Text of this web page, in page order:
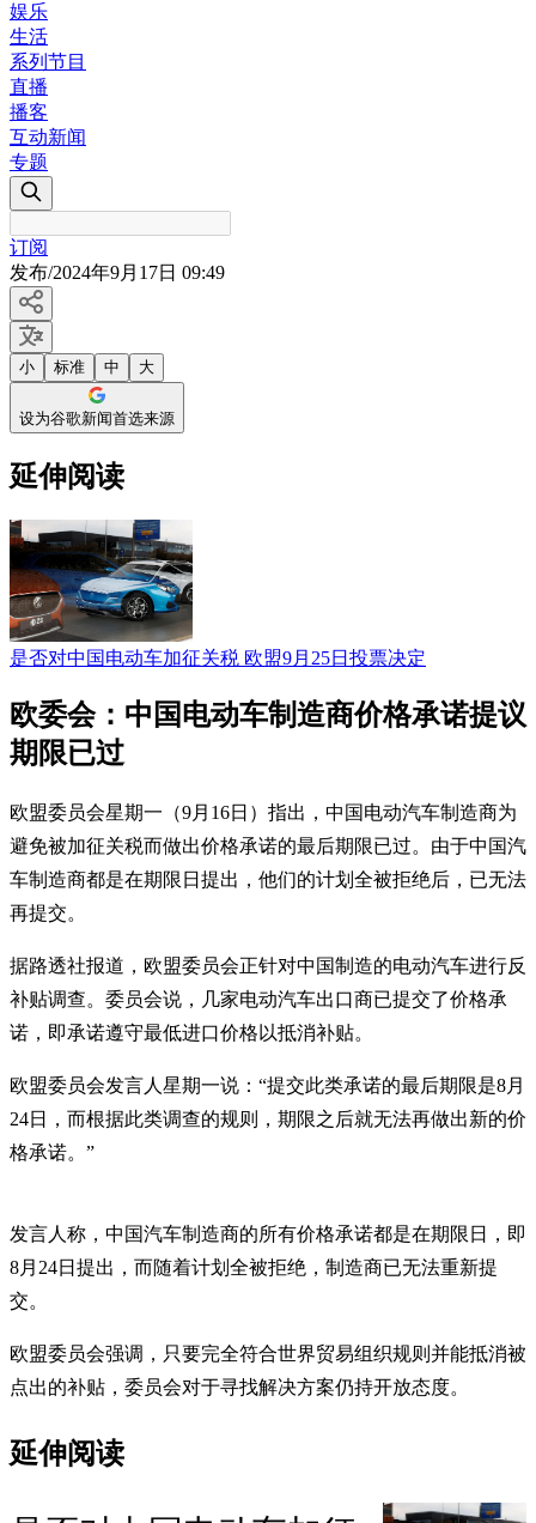
娱乐
生活
系列节目
直播
播客
互动新闻
专题
订阅
发布/2024年9月17日 09:49
小 标准 中 大
设为谷歌新闻首选来源
延伸阅读
是否对中国电动车加征关税 欧盟9月25日投票决定
欧委会：中国电动车制造商价格承诺提议
期限已过
欧盟委员会星期一（9月16日）指出，中国电动汽车制造商为
避免被加征关税而做出价格承诺的最后期限已过。由于中国汽
车制造商都是在期限日提出，他们的计划全被拒绝后，已无法
再提交。
据路透社报道，欧盟委员会正针对中国制造的电动汽车进行反
补贴调查。委员会说，几家电动汽车出口商已提交了价格承
诺，即承诺遵守最低进口价格以抵消补贴。
欧盟委员会发言人星期一说：“提交此类承诺的最后期限是8月
24日，而根据此类调查的规则，期限之后就无法再做出新的价
格承诺。”
发言人称，中国汽车制造商的所有价格承诺都是在期限日，即
8月24日提出，而随着计划全被拒绝，制造商已无法重新提
交。
欧盟委员会强调，只要完全符合世界贸易组织规则并能抵消被
点出的补贴，委员会对于寻找解决方案仍持开放态度。
延伸阅读